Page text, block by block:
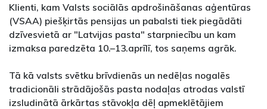
Klienti, kam Valsts sociālās apdrošināšanas aģentūras
(VSAA) piešķirtās pensijas un pabalsti tiek piegādāti
dzīvesvietā ar "Latvijas pasta" starpniecību un kam
izmaksa paredzēta 10.–13.aprīlī, tos saņems agrāk.
Tā kā valsts svētku brīvdienās un nedēļas nogalēs
tradicionāli strādājošās pasta nodaļas atrodas valstī
izsludinātā ārkārtas stāvokļa dēļ apmeklētājiem